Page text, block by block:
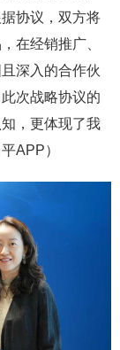
协议，双方将
在经销推广、
深入的合作伙
次战略协议的
，更体现了我
APP）